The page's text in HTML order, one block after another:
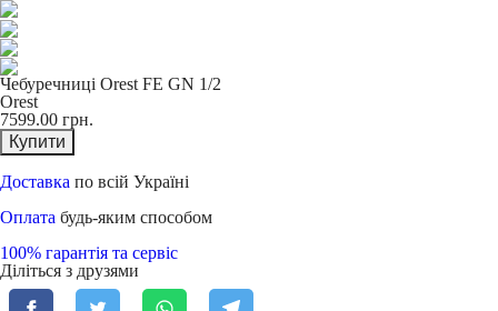
Чебуречниці Orest FE GN 1/2
Orest
7599.00 грн.
Купити
Доставка по всій Україні
Оплата будь-яким способом
100% гарантія та сервіс
Діліться з друзями